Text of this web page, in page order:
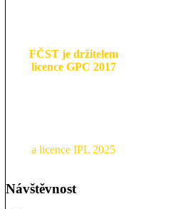
FČST je držitelem
licence GPC 2017
a licence IPL 2025
Návštěvnost